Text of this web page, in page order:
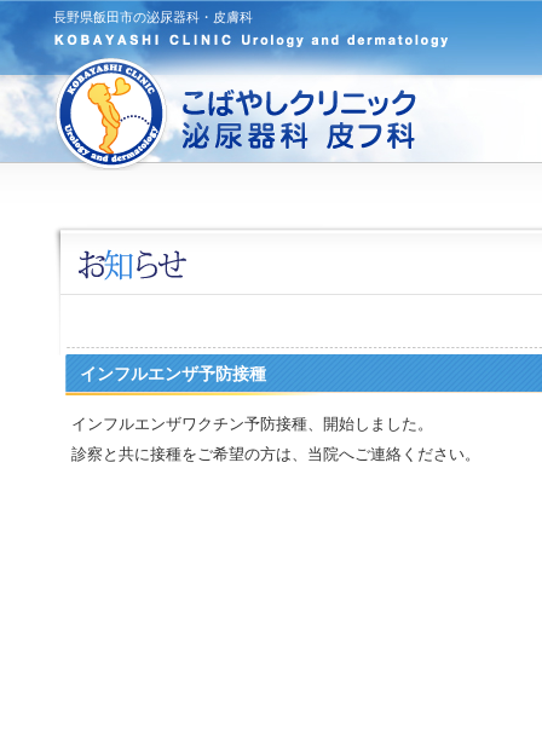
長野県飯田市の泌尿器科・皮膚科
インフルエンザ予防接種
インフルエンザワクチン予防接種、開始しました。
診察と共に接種をご希望の方は、当院へご連絡ください。